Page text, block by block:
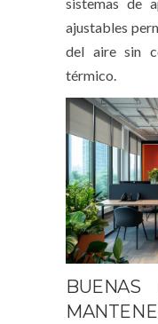
ajustables
del aire sin
térmico.
BUENAS